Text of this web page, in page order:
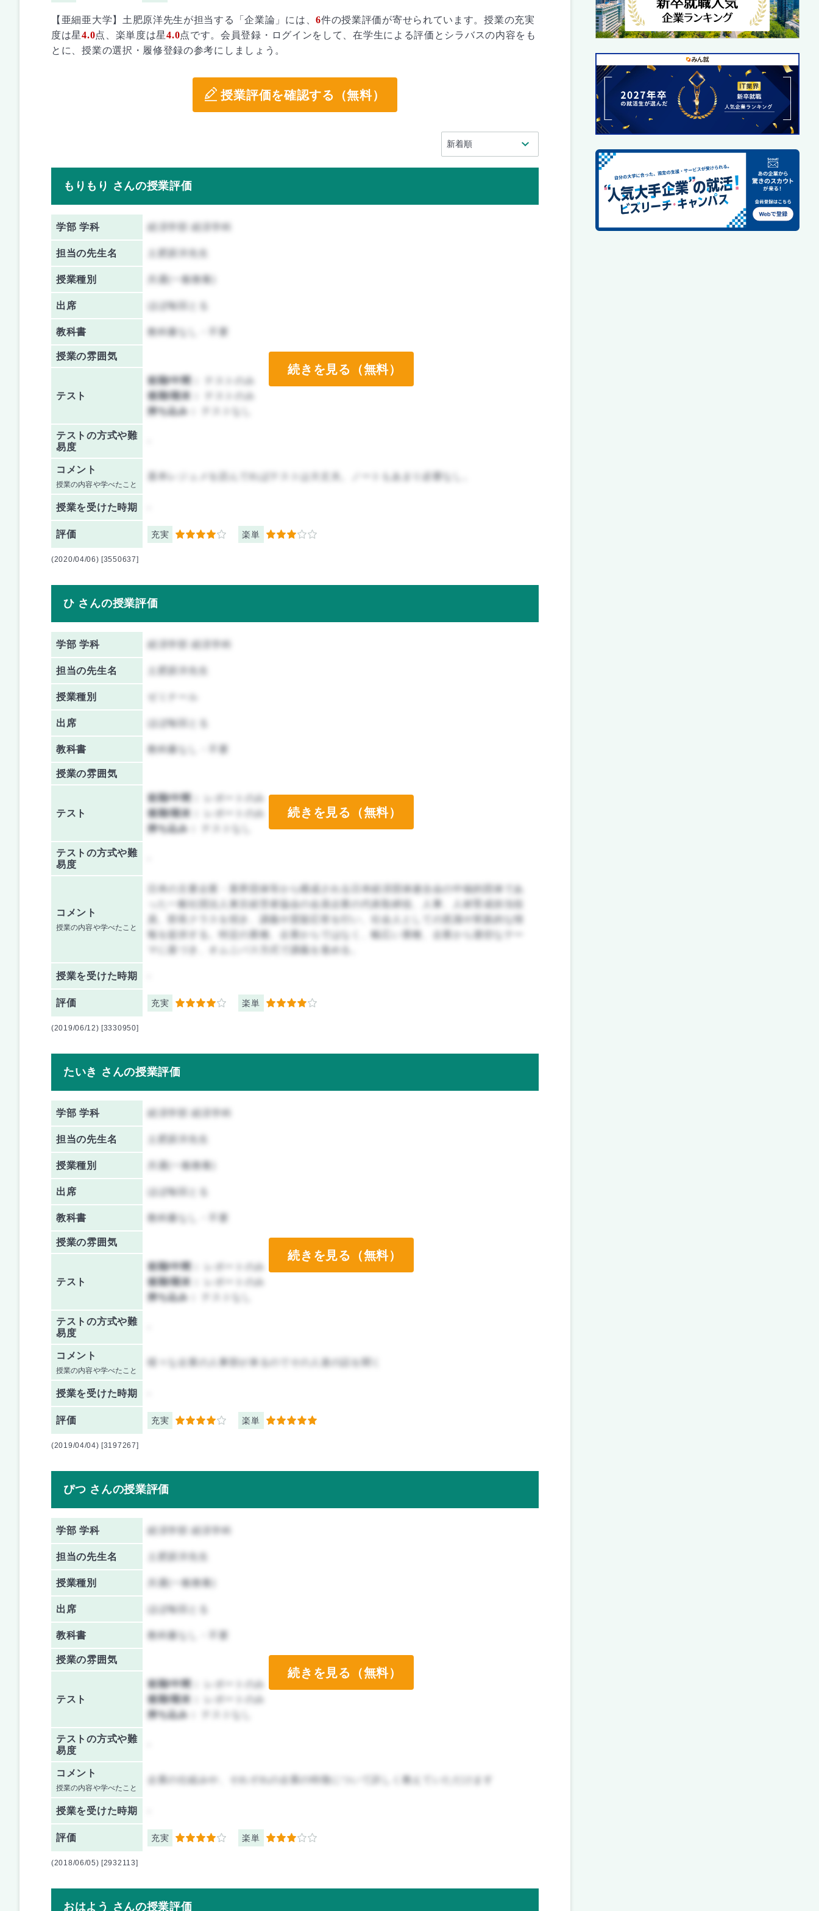
【亜細亜大学】土肥原洋先生が担当する「企業論」には、6件の授業評価が寄せられています。授業の充実
度は星4.0点、楽単度は星4.0点です。会員登録・ログインをして、在学生による評価とシラバスの内容をも
とに、授業の選択・履修登録の参考にしましょう。
授業評価を確認する（無料）
もりもり さんの授業評価
学部 学科 経済学部 経済学科
担当の先生名
授業種別 共通(一般教養)
出席 ほぼ毎回とる
教科書 教科書なし・不要
授業の雰囲気
テスト
前期/中間：
テストのみ
後期/期末：
テストのみ
持ち込み：
テストの方式や難
易度
コメント
授業の内容や学べたこと
基本レジュメを読んでればテストは大丈夫。ノートもあまり必要なし。
授業を受けた時期
評価 充実 4 楽単 3
続きを見る（無料）
(2020/04/06) [3550637]
ひ さんの授業評価
学部 学科 経済学部 経済学科
担当の先生名
授業種別
出席 ほぼ毎回とる
教科書 教科書なし・不要
授業の雰囲気
テスト
前期/中間：
レポートのみ
後期/期末：
レポートのみ
持ち込み：
テストの方式や難
易度
コメント
授業の内容や学べたこと
日本の主要企業・業界団体等から構成される日本経済団体連合会の中核的団体であ
った一般社団法人東京経営者協会の会員企業の代表取締役、人事、人材育成担当役
員、部長クラスを招き、講義や質疑応答を行い、社会人としての意識や実践的な情
報を提供する。特定の業種、企業からではなく、幅広い業種、企業から適切なテー
マに基づき、オムニバス方式で講義を進める。
授業を受けた時期
評価 充実 4 楽単 4
続きを見る（無料）
(2019/06/12) [3330950]
たいき さんの授業評価
学部 学科 経済学部 経済学科
担当の先生名
授業種別 共通(一般教養)
出席 ほぼ毎回とる
教科書 教科書なし・不要
授業の雰囲気
テスト
前期/中間：
レポートのみ
後期/期末：
レポートのみ
持ち込み：
テストの方式や難
易度
コメント
授業の内容や学べたこと
様々な企業の人事部が来るのでその人達の話を聞く
授業を受けた時期
評価 充実 4 楽単 5
続きを見る（無料）
(2019/04/04) [3197267]
ぴつ さんの授業評価
学部 学科 経済学部 経済学科
担当の先生名
授業種別 共通(一般教養)
出席 ほぼ毎回とる
教科書 教科書なし・不要
授業の雰囲気
テスト
前期/中間：
レポートのみ
後期/期末：
レポートのみ
持ち込み：
テストの方式や難
易度
コメント
授業の内容や学べたこと
企業の仕組みや、それぞれの企業の特徴について詳しく教えていただけます
授業を受けた時期
評価 充実 4 楽単 3
続きを見る（無料）
(2018/06/05) [2932113]
おはよう さんの授業評価